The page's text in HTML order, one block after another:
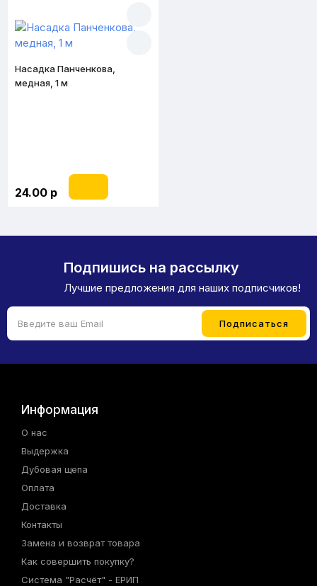
Насадка Панченкова,
медная, 1 м
24.00 р
Подпишись на рассылку
Лучшие предложения для наших подписчиков!
Информация
О нас
Выдержка
Дубовая щепа
Оплата
Доставка
Контакты
Замена и возврат товара
Как совершить покупку?
Система "Расчёт" - ЕРИП